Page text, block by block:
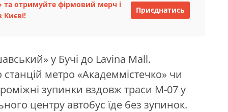
та отримуйте фірмовий мерч і
Києві!
Приєднатись
у Бучі до Lavina Mall.
метро «Академмістечко» чи
зупинки вздовж траси М-07 у
центру автобус їде без зупинок.